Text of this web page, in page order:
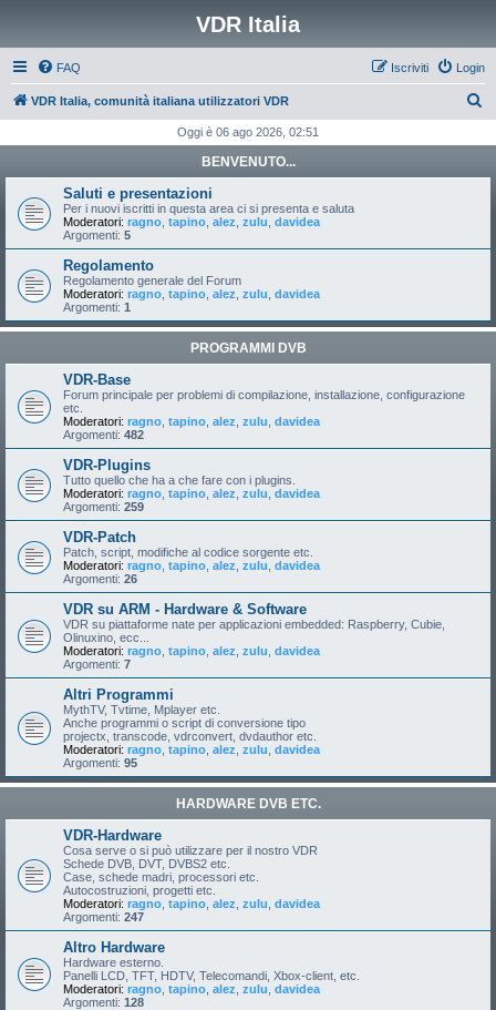
VDR Italia
FAQ Login
Iscriviti
VDR Italia, comunità italiana utilizzatori VDR
c
Oggi è 06 ago 2026, 02:51
BENVENUTO...
Saluti e presentazioni
Per i nuovi iscritti in questa area ci si presenta e saluta
Moderatori: ragno tapino alez zulu davidea
Argomenti: 5
Regolamento
Regolamento generale del Forum
Moderatori: ragno tapino alez zulu davidea
Argomenti: 1
PROGRAMMI DVB
VDR-Base
Forum principale per problemi di compilazione, installazione, configurazione
etc.
Moderatori: ragno tapino alez zulu davidea
Argomenti: 482
VDR-Plugins
Tutto quello che ha a che fare con i plugins.
Moderatori: ragno tapino alez zulu davidea
Argomenti: 259
VDR-Patch
Patch, script, modifiche al codice sorgente etc.
Moderatori: ragno tapino alez zulu davidea
Argomenti: 26
VDR su ARM - Hardware & Software
VDR su piattaforme nate per applicazioni embedded: Raspberry, Cubie,
Olinuxino, ecc...
Moderatori: ragno tapino alez zulu davidea
Argomenti: 7
Altri Programmi
MythTV, Tvtime, Mplayer etc.
Anche programmi o script di conversione tipo
projectx, transcode, vdrconvert, dvdauthor etc.
Moderatori: ragno tapino alez zulu davidea
Argomenti: 95
HARDWARE DVB ETC.
VDR-Hardware
Cosa serve o si può utilizzare per il nostro VDR
Schede DVB, DVT, DVBS2 etc.
Case, schede madri, processori etc.
Autocostruzioni, progetti etc.
Moderatori: ragno tapino alez zulu davidea
Argomenti: 247
Altro Hardware
Hardware esterno.
Panelli LCD, TFT, HDTV, Telecomandi, Xbox-client, etc.
Moderatori: ragno tapino alez zulu davidea
Argomenti: 128